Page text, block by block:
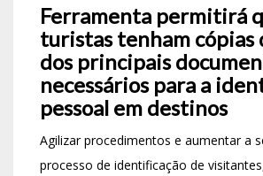
Ferramenta permitirá
turistas tenham cópias
dos principais
necessários para a
pessoal em destinos
Agilizar procedimentos e aumentar a
processo de identificação de